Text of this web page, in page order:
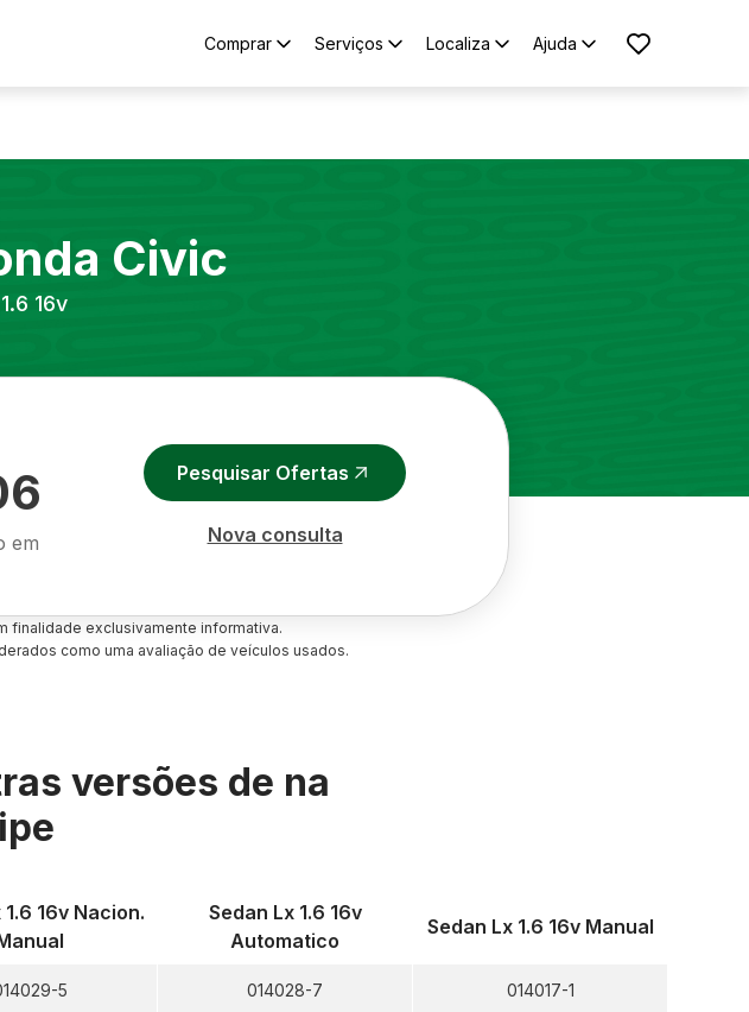
Comprar Serviços Localiza Ajuda
Civic
16v
em
Pesquisar Ofertas
Nova consulta
finalidade exclusivamente informativa.
como uma avaliação de veículos usados.
versões de na
1.6 16v Nacion.
5
Sedan Lx 1.6 16v
Automatico
014028-7
Sedan Lx 1.6 16v Manual
014017-1